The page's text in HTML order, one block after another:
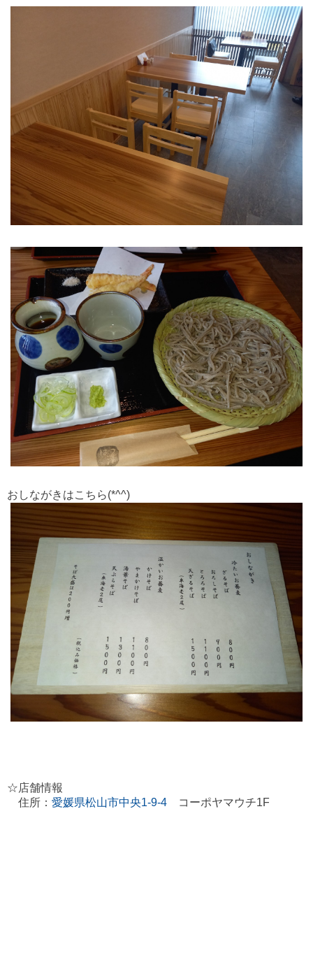
おしながきはこちら(*^^)
☆店舗情報
住所： 愛媛県松山市中央1-9-4 コーポヤマウチ1F